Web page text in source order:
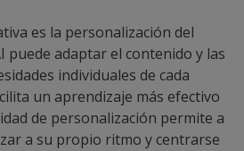
es la personalización del
puede adaptar el contenido y las
individuales de cada
un aprendizaje más efectivo
de personalización permite a
a su propio ritmo y centrarse